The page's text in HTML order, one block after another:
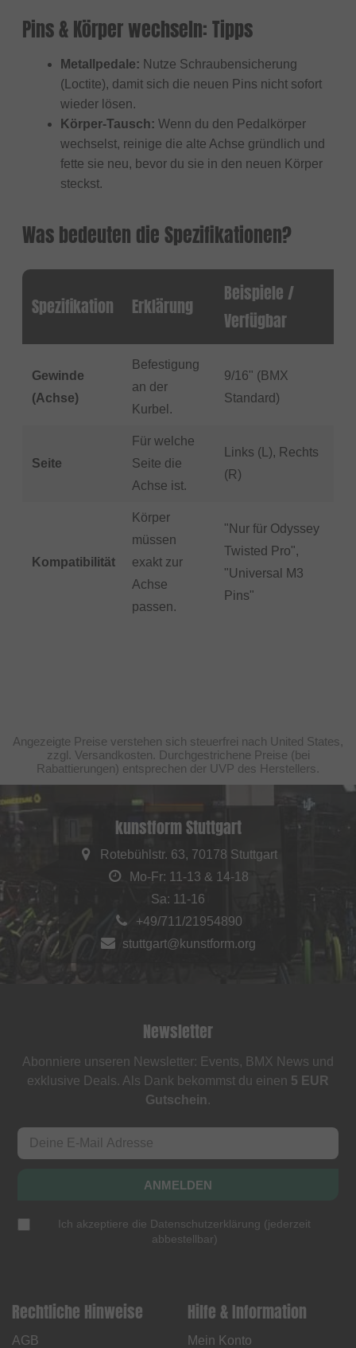
Pins & Körper wechseln: Tipps
Metallpedale: Nutze Schraubensicherung
(Loctite), damit sich die neuen Pins nicht sofort
wieder lösen.
Körper-Tausch: Wenn du den Pedalkörper
wechselst, reinige die alte Achse gründlich und
fette sie neu, bevor du sie in den neuen Körper
steckst.
Was bedeuten die Spezifikationen?
Spezifikation Erklärung
Beispiele /
Verfügbar
Gewinde
(Achse)
Befestigung
an der
Kurbel.
9/16" (BMX
Standard)
Seite
Für welche
Seite die
Achse ist.
Links (L), Rechts
(R)
Kompatibilität
Körper
müssen
exakt zur
Achse
passen.
"Nur für Odyssey
Twisted Pro",
"Universal M3
Pins"
Angezeigte Preise verstehen sich steuerfrei nach United States,
zzgl. Versandkosten. Durchgestrichene Preise (bei
Rabattierungen) entsprechen der UVP des Herstellers.
kunstform Stuttgart
Rotebühlstr. 63, 70178 Stuttgart
Mo-Fr: 11-13 & 14-18
Sa: 11-16
+49/711/21954890
stuttgart@kunstform.org
Newsletter
Abonniere unseren Newsletter: Events, BMX News und
exklusive Deals. Als Dank bekommst du einen 5 EUR
Gutschein.
ANMELDEN
Ich akzeptiere die Datenschutzerklärung (jederzeit
abbestellbar)
Rechtliche Hinweise
AGB
Hilfe & Information
Mein Konto